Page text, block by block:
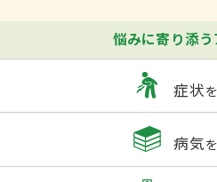
悩みに寄り添
症状
病気